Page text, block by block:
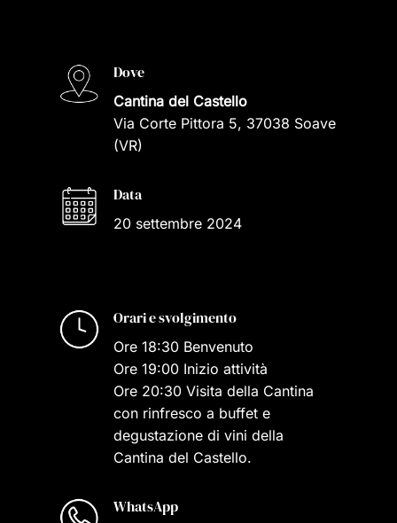
Dove
Cantina del Castello
Via Corte Pittora 5, 37038 Soave
(VR)
Data
20 settembre 2024
Orari e svolgimento
Ore 18:30 Benvenuto
Ore 19:00 Inizio attività
Ore 20:30 Visita della Cantina
con rinfresco a buffet e
degustazione di vini della
Cantina del Castello.
WhatsApp